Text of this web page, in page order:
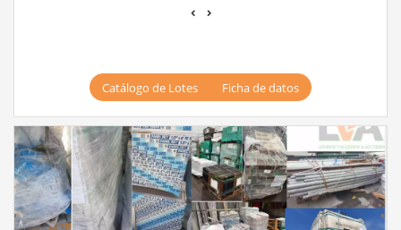
‹ ›
Catálogo de Lotes Ficha de datos